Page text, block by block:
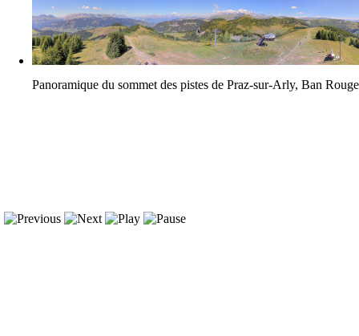
Panoramique du sommet des pistes de Praz-sur-Arly, Ban